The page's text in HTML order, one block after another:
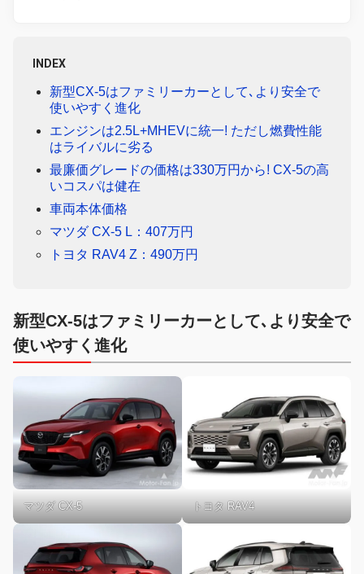
INDEX
新型CX-5はファミリーカーとして､より安全で
使いやすく進化
エンジンは2.5L+MHEVに統一! ただし燃費性能
はライバルに劣る
最廉価グレードの価格は330万円から! CX-5の高
いコスパは健在
車両本体価格
マツダ CX-5 L：407万円
トヨタ RAV4 Z：490万円
新型CX-5はファミリーカーとして､より安全で
使いやすく進化
マツダ CX-5 トヨタ RAV4